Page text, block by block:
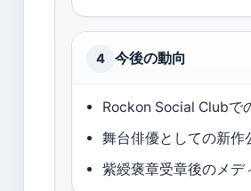
4 今後の動向
Rockon Social Clubで
舞台俳優としての新作
紫綬褒章受章後のメデ